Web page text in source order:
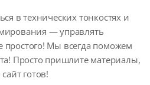
в технических тонкостях и
— управлять
Мы всегда поможем
Просто пришлите материалы,
готов!